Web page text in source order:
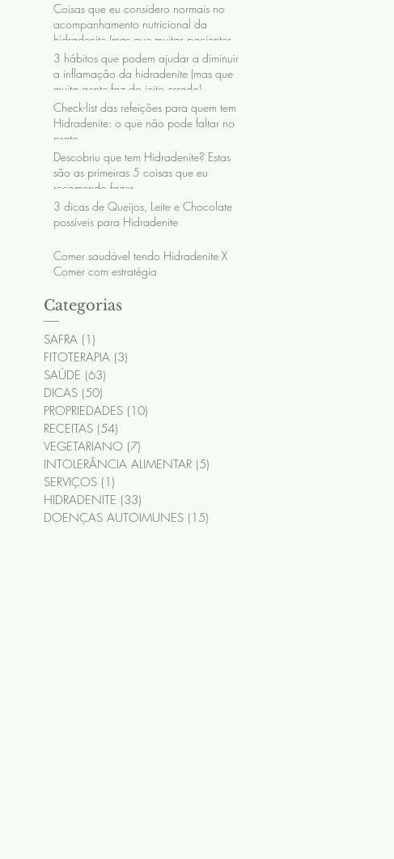
Coisas que eu considero normais no
acompanhamento nutricional da
hidradenite (mas que muitas pacientes
nunca receberam)
3 hábitos que podem ajudar a diminuir
a inflamação da hidradenite (mas que
muita gente faz do jeito errado)
Check-list das refeições para quem tem
Hidradenite: o que não pode faltar no
prato
Descobriu que tem Hidradenite? Estas
são as primeiras 5 coisas que eu
recomendo fazer
3 dicas de Queijos, Leite e Chocolate
possíveis para Hidradenite
Comer saudável tendo Hidradenite X
Comer com estratégia
Categorias
SAFRA (1)
FITOTERAPIA (3)
SAÚDE (63)
DICAS (50)
PROPRIEDADES (10)
RECEITAS (54)
VEGETARIANO (7)
INTOLERÂNCIA ALIMENTAR (5)
SERVIÇOS (1)
HIDRADENITE (33)
DOENÇAS AUTOIMUNES (15)